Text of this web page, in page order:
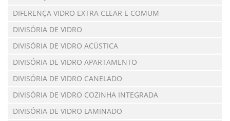
DIFERENÇA VIDRO EXTRA CLEAR E COMUM
DIVISÓRIA DE VIDRO
DIVISÓRIA DE VIDRO ACÚSTICA
DIVISÓRIA DE VIDRO APARTAMENTO
DIVISÓRIA DE VIDRO CANELADO
DIVISÓRIA DE VIDRO COZINHA INTEGRADA
DIVISÓRIA DE VIDRO LAMINADO